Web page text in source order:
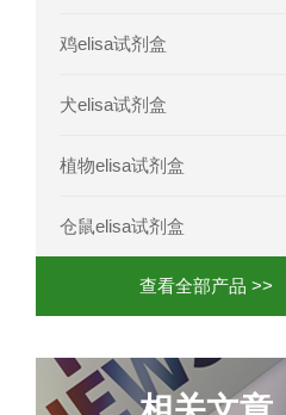
鸡elisa试剂盒
犬elisa试剂盒
植物elisa试剂盒
仓鼠elisa试剂盒
查看全部产品 >>